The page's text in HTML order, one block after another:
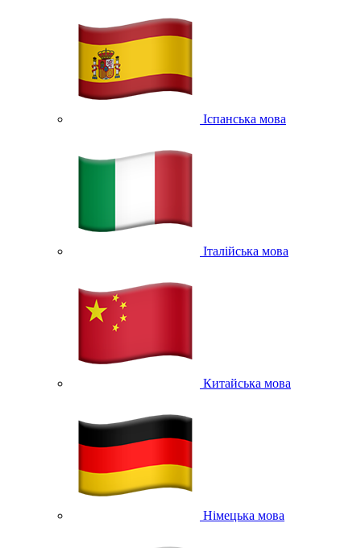
Іспанська мова
Італійська мова
Китайська мова
Німецька мова